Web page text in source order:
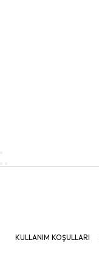
KULLANIM KOŞULLARI